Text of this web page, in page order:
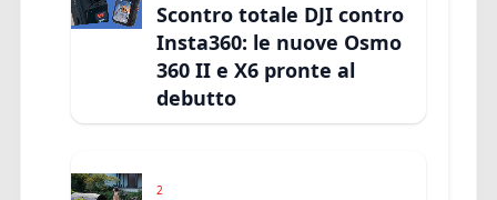
Scontro totale DJI contro
Insta360: le nuove Osmo
360 II e X6 pronte al
debutto
2